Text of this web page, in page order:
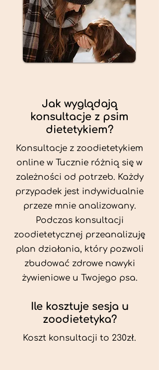
Jak wyglądają
konsultacje z psim
dietetykiem?
Konsultacje z zoodietetykiem
online w Tucznie różnią się w
zależności od potrzeb. Każdy
przypadek jest indywidualnie
przeze mnie analizowany.
Podczas konsultacji
zoodietetycznej przeanalizuję
plan działania, który pozwoli
zbudować zdrowe nawyki
żywieniowe u Twojego psa.
Ile kosztuje sesja u
zoodietetyka?
Koszt konsultacji to 230zł.